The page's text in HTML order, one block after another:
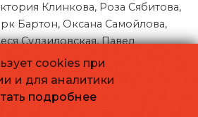
Клинкова, Роза Сябитова,
Бартон, Оксана Самойлова,
Судзиловская, Павел
получает
исполняющую
cookies при
и для аналитики
подробнее